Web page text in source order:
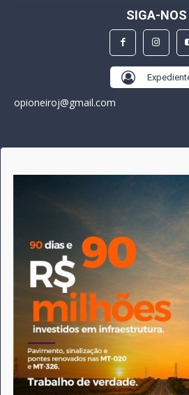
SIGA-NOS
opioneiroj@gmail.com
A história do Pioneiro inicia em
Canarana - MT, na época, como um
que chegou a possuir mil assinantes.
publicadas 691 edições que
políticos, policiais e cotidianos de
origem, pautado sempre pela busca
imparcialidade, faz jus a sua logo,
da praça" de Canarana, sendo o
comprometimento deste veículo de
relato dos fatos neste município. Em
circulou a última edição impressa do
tem veiculação exclusivamente online.